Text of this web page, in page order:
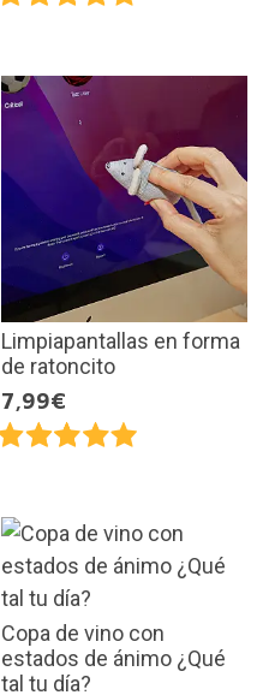
Limpiapantallas en forma
de ratoncito
7,99€
Copa de vino con
estados de ánimo ¿Qué
tal tu día?